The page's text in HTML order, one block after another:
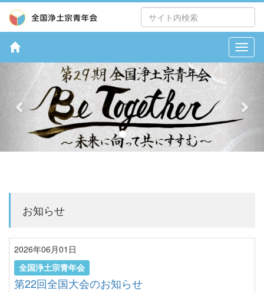
お知らせ
2026年06月01日
全国浄土宗青年会
第22回全国大会のお知らせ